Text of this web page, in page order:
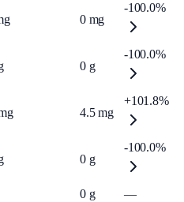
0 mg
-100.0%
0 g
-100.0%
4.5 mg
+101.8%
0 g
-100.0%
0 g
—